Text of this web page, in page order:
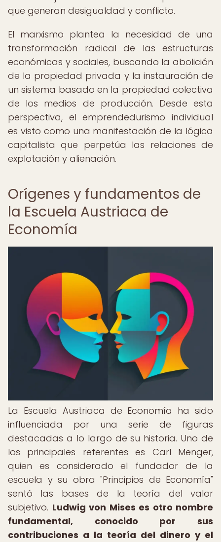
que generan desigualdad y conflicto.
El marxismo plantea la necesidad de una
transformación radical de las estructuras
económicas y sociales, buscando la abolición
de la propiedad privada y la instauración de
un sistema basado en la propiedad colectiva
de los medios de producción. Desde esta
perspectiva, el emprendedurismo individual
es visto como una manifestación de la lógica
capitalista que perpetúa las relaciones de
explotación y alienación.
Orígenes y fundamentos de
la Escuela Austriaca de
Economía
La Escuela Austriaca de Economía ha sido
influenciada por una serie de figuras
destacadas a lo largo de su historia. Uno de
los principales referentes es Carl Menger,
quien es considerado el fundador de la
escuela y su obra "Principios de Economía"
sentó las bases de la teoría del valor
subjetivo. Ludwig von Mises es otro nombre
fundamental, conocido por sus
contribuciones a la teoría del dinero y el